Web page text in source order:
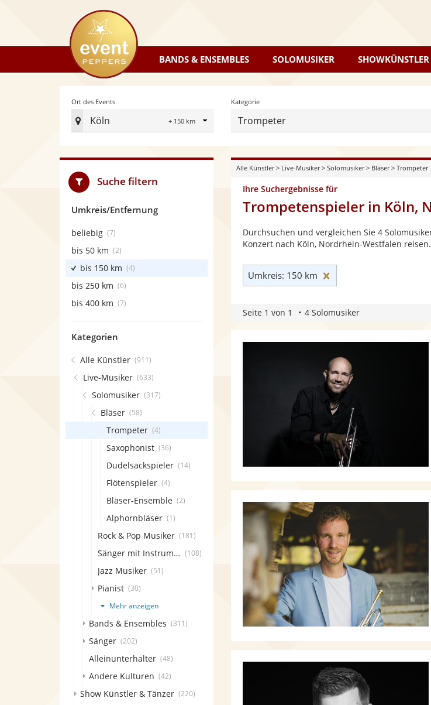
eventpeppers
BANDS & ENSEMBLES SOLOMUSIKER SHOWKÜNSTLER
Ort des Events
Köln
Radius
Ort
Events
festlegen
Kategorie
Trompeter
Alle Künstler> Live-Musiker> Solomusiker> Bläser> Trompeter
Ihre Suchergebnisse für
Trompetenspieler in Köln,
Durchsuchen und vergleichen Sie 4
Konzert nach Köln, Nordrhein-Westfalen reisen.
Umkreis: 150 km
Seite 1 von 1 4 Solomusiker
Suche filtern
Umkreis/Entfernung
beliebig (7)
bis 50 km (2)
bis 150 km (4)
bis 250 km (6)
bis 400 km (7)
Kategorien
Alle Künstler (911)
Live-Musiker (633)
Solomusiker (317)
Bläser (58)
Trompeter (4)
Saxophonist (36)
Dudelsackspieler (14)
Flötenspieler (4)
Bläser-Ensemble (2)
Alphornbläser (1)
Rock & Pop Musiker (181)
Sänger mit Instrument (108)
Jazz Musiker (51)
Pianist (30)
Mehr anzeigen
Bands & Ensembles (311)
Sänger (202)
Alleinunterhalter (48)
Andere Kulturen (42)
Show Künstler & Tänzer (220)